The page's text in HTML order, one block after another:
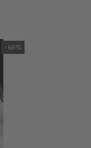
-60%